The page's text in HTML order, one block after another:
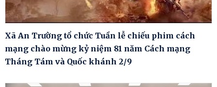
Xã An Trường tổ chức Tuần lễ chiếu phim cách
mạng chào mừng kỷ niệm 81 năm Cách mạng
Tháng Tám và Quốc khánh 2/9